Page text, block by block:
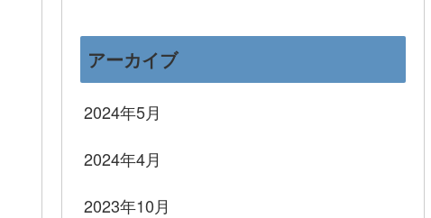
アーカイブ
2024年5月
2024年4月
2023年10月